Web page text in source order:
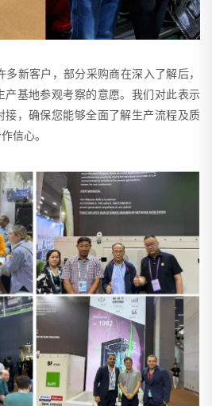
客户，部分采购商在深入了解后，
产基地参观考察的意愿。我们对此表示
接，确保您能够全面了解生产流程及质
信心。